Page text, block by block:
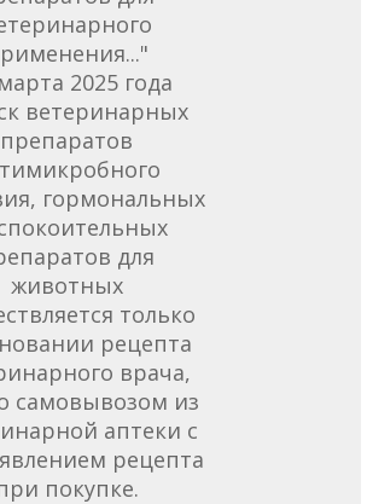
2025 года
ветеринарных
препаратов
гормональных
для
животных
только
рецепта
врача,
самовывозом из
аптеки с
рецепта
покупке.